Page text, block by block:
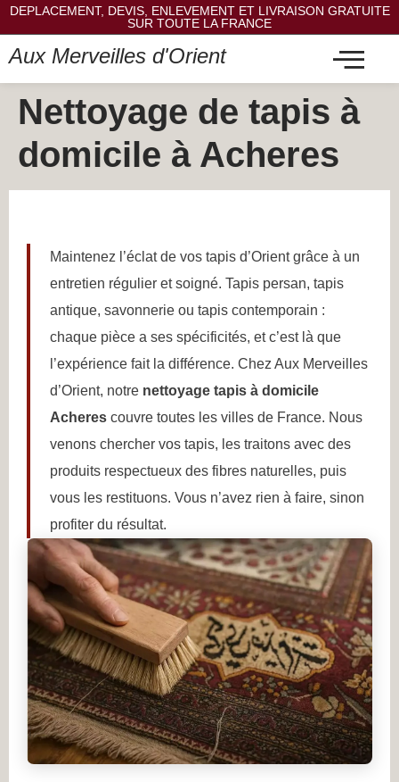
DEPLACEMENT, DEVIS, ENLEVEMENT ET LIVRAISON GRATUITE
SUR TOUTE LA FRANCE
Aux Merveilles d'Orient
Nettoyage de tapis à
domicile à Acheres
Maintenez l’éclat de vos tapis d’Orient grâce à un
entretien régulier et soigné. Tapis persan, tapis
antique, savonnerie ou tapis contemporain :
chaque pièce a ses spécificités, et c’est là que
l’expérience fait la différence. Chez Aux Merveilles
d’Orient, notre nettoyage tapis à domicile
Acheres couvre toutes les villes de France. Nous
venons chercher vos tapis, les traitons avec des
produits respectueux des fibres naturelles, puis
vous les restituons. Vous n’avez rien à faire, sinon
profiter du résultat.